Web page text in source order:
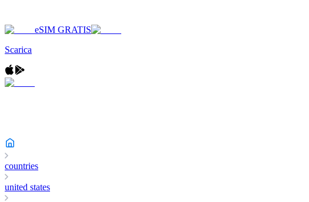
eSIM GRATIS
Scarica
countries
united states